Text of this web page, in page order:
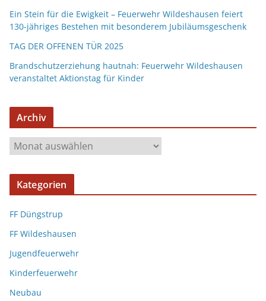
Ein Stein für die Ewigkeit – Feuerwehr Wildeshausen feiert
130-jähriges Bestehen mit besonderem Jubiläumsgeschenk
TAG DER OFFENEN TÜR 2025
Brandschutzerziehung hautnah: Feuerwehr Wildeshausen
veranstaltet Aktionstag für Kinder
Archiv
Kategorien
FF Düngstrup
FF Wildeshausen
Jugendfeuerwehr
Kinderfeuerwehr
Neubau